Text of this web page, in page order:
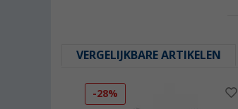
VERGELIJKBARE ARTIKELEN
-28%